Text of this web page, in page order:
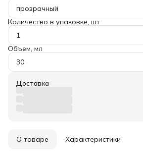
прозрачный
Количество в упаковке, шт
1
Объем, мл
30
Доставка
О товаре Характеристики